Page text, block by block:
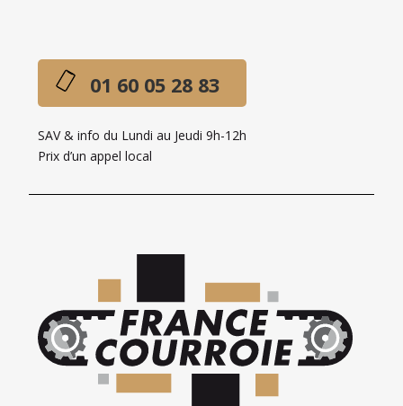
01 60 05 28 83
SAV & info du Lundi au Jeudi 9h-12h
Prix d’un appel local